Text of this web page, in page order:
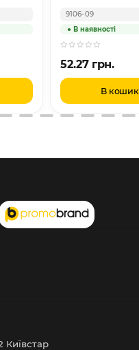
9106-09
52.27 грн.
В кошик
Київстар